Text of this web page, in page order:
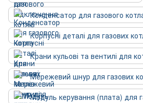
Конденсатор для газового
Корпусні деталі для газових
Крани кульові та вентилі для
Мережевий шнур для газових